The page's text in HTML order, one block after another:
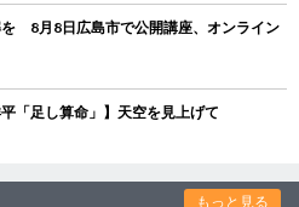
8月8日広島市で公開講座、オンライン
「足し算命」】天空を見上げて
もっと見る